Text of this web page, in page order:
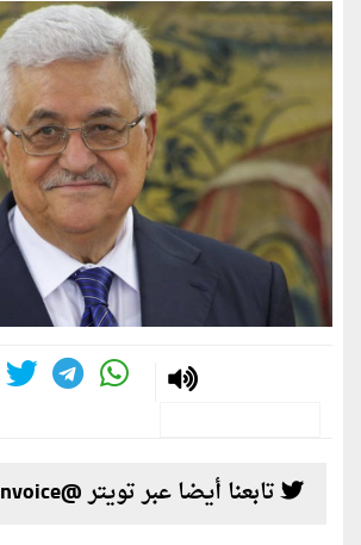
تابعنا أيضا عبر تويتر @alwatanvoice